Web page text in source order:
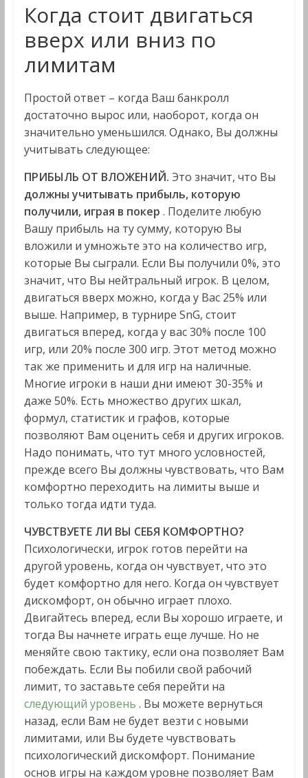
Когда стоит двигаться
вверх или вниз по
лимитам
Простой ответ – когда Ваш банкролл
достаточно вырос или, наоборот, когда он
значительно уменьшился. Однако, Вы должны
учитывать следующее:
ПРИБЫЛЬ ОТ ВЛОЖЕНИЙ. Это значит, что Вы
должны учитывать прибыль, которую
получили, играя в покер . Поделите любую
Вашу прибыль на ту сумму, которую Вы
вложили и умножьте это на количество игр,
которые Вы сыграли. Если Вы получили 0%, это
значит, что Вы нейтральный игрок. В целом,
двигаться вверх можно, когда у Вас 25% или
выше. Например, в турнире SnG, стоит
двигаться вперед, когда у вас 30% после 100
игр, или 20% после 300 игр. Этот метод можно
так же применить и для игр на наличные.
Многие игроки в наши дни имеют 30-35% и
даже 50%. Есть множество других шкал,
формул, статистик и графов, которые
позволяют Вам оценить себя и других игроков.
Надо понимать, что тут много условностей,
прежде всего Вы должны чувствовать, что Вам
комфортно переходить на лимиты выше и
только тогда идти туда.
ЧУВСТВУЕТЕ ЛИ ВЫ СЕБЯ КОМФОРТНО?
Психологически, игрок готов перейти на
другой уровень, когда он чувствует, что это
будет комфортно для него. Когда он чувствует
дискомфорт, он обычно играет плохо.
Двигайтесь вперед, если Вы хорошо играете, и
тогда Вы начнете играть еще лучше. Но не
меняйте свою тактику, если она позволяет Вам
побеждать. Если Вы побили свой рабочий
лимит, то заставьте себя перейти на
следующий уровень . Вы можете вернуться
назад, если Вам не будет везти с новыми
лимитами, или Вы будете чувствовать
психологический дискомфорт. Понимание
основ игры на каждом уровне позволяет Вам